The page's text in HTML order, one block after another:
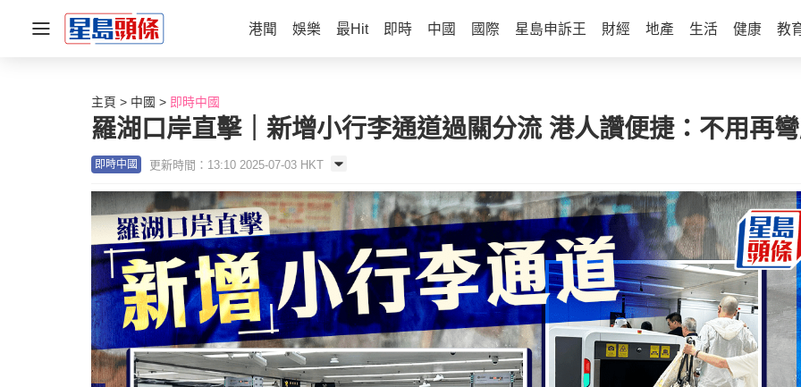
港聞 娛樂 最Hit 即時 中國 國際 星島申訴王 財經 地產 生活 健康 教
主頁 中國 即時中國
羅湖口岸直擊｜新增小行李通道過關分流 港人讚便捷：不用再
即時中國 更新時間：13:10 2025-07-03 HKT